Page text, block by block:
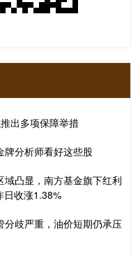
出多项保障举措
牌分析师看好这些股
凸显，南方基金旗下红利
日收涨1.38%
歧严重，油价短期仍承压